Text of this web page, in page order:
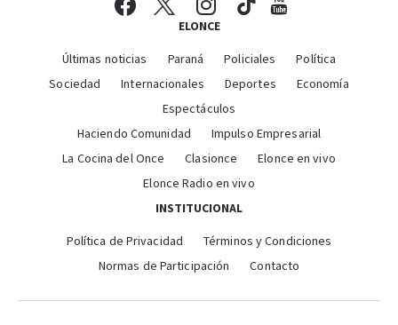
ELONCE
Últimas noticias Paraná Policiales
Política
Sociedad
Internacionales Deportes
Economía
Espectáculos
Haciendo Comunidad
Impulso Empresarial
La Cocina del Once
Clasionce
Elonce en vivo
Elonce Radio en vivo
INSTITUCIONAL
Política de Privacidad
Términos y Condiciones
Normas de Participación
Contacto